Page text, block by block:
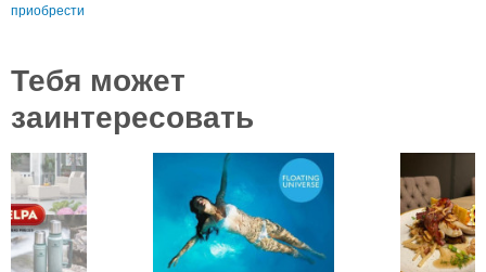
приобрести
Тебя может
заинтересовать